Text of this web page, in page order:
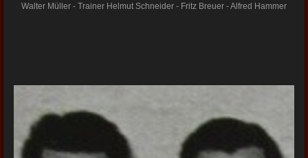
Walter Müller - Trainer Helmut Schneider - Fritz Breuer - Alfred Hammer